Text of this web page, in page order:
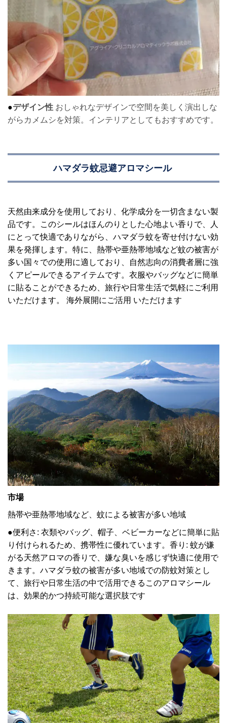
●デザイン性 おしゃれなデザインで空間を美しく演出しな
がらカメムシを対策。インテリアとしてもおすすめです。
ハマダラ蚊忌避アロマシール
天然由来成分を使用しており、化学成分を一切含まない製
品です。このシールはほんのりとした心地よい香りで、人
にとって快適でありながら、ハマダラ蚊を寄せ付けない効
果を発揮します。特に、熱帯や亜熱帯地域など蚊の被害が
多い国々での使用に適しており、自然志向の消費者層に強
くアピールできるアイテムです。衣服やバッグなどに簡単
に貼ることができるため、旅行や日常生活で気軽にご利用
いただけます。 海外展開にご活用 いただけます
市場
熱帯や亜熱帯地域など、蚊による被害が多い地域
●便利さ: 衣類やバッグ、帽子、ベビーカーなどに簡単に貼
り付けられるため、携帯性に優れています。香り: 蚊が嫌
がる天然アロマの香りで、嫌な臭いを感じず快適に使用で
きます。ハマダラ蚊の被害が多い地域での防蚊対策とし
て、旅行や日常生活の中で活用できるこのアロマシール
は、効果的かつ持続可能な選択肢です